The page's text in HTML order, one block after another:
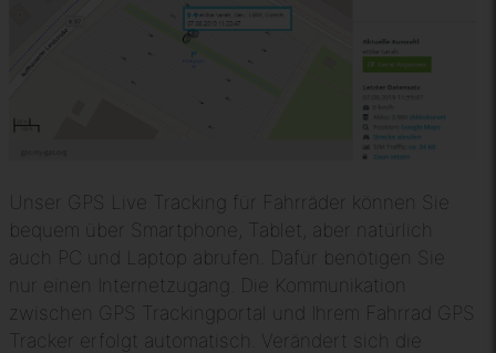
Unser GPS Live Tracking für Fahrräder können Sie
bequem über Smartphone, Tablet, aber natürlich
auch PC und Laptop abrufen. Dafür benötigen Sie
nur einen Internetzugang. Die Kommunikation
zwischen GPS Trackingportal und Ihrem Fahrrad GPS
Tracker erfolgt automatisch. Verändert sich die